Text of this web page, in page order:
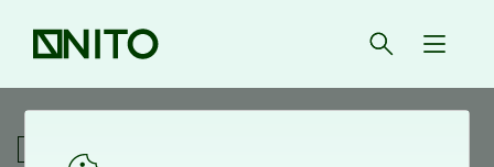
Forsiden Åpne søk
{
Tillitsvalgtkonferanse for
Konferanser